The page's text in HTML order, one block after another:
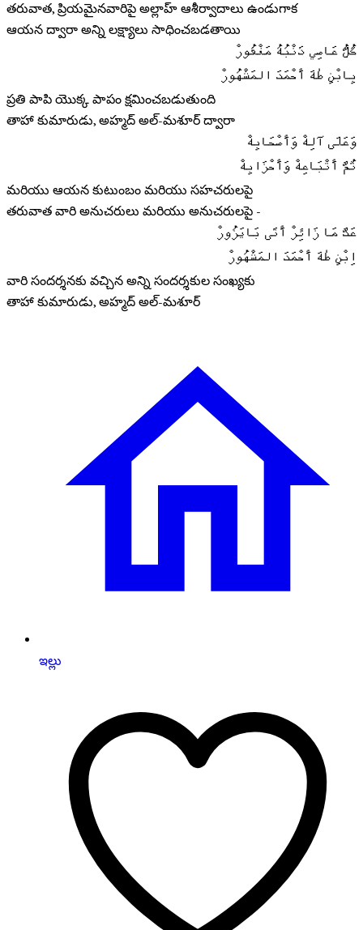
తరువాత, ప్రియమైనవారిపై అల్లాహ్ ఆశీర్వాదాలు ఉండుగాక
ఆయన ద్వారా అన్ని లక్ష్యాలు సాధించబడతాయి
كُلُّ عَاصِي ذَنْبُهُ مَغْفُورْ
بِابْنِ طٰهَ أَحْمَدَ المَشْهُورْ
ప్రతి పాపి యొక్క పాపం క్షమించబడుతుంది
తాహా కుమారుడు, అహ్మద్ అల్-మశూర్ ద్వారా
وَعَلَى آلِهْ وَأَصْحَابِهْ
ثُمَّ أَتْبَاعِهْ وَأَحْزَابِهْ
మరియు ఆయన కుటుంబం మరియు సహచరులపై
తరువాత వారి అనుచరులు మరియు అనుచరులపై -
عَدَّ مَا زَائِرْ أَتَى بَايَزُورْ
اِبْنِ طٰهَ أَحْمَدَ المَشْهُورْ
వారి సందర్శనకు వచ్చిన అన్ని సందర్శకుల సంఖ్యకు
తాహా కుమారుడు, అహ్మద్ అల్-మశూర్
ఇల్లు